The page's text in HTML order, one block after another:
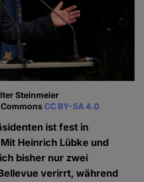
Steinmeier
CommonsCC BY-SA 4.0
ist fest in
Heinrich Lübke und
bisher nur zwei
verirrt, während